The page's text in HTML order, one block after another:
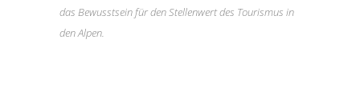
das Bewusstsein für den Stellenwert des Tourismus in
den Alpen.